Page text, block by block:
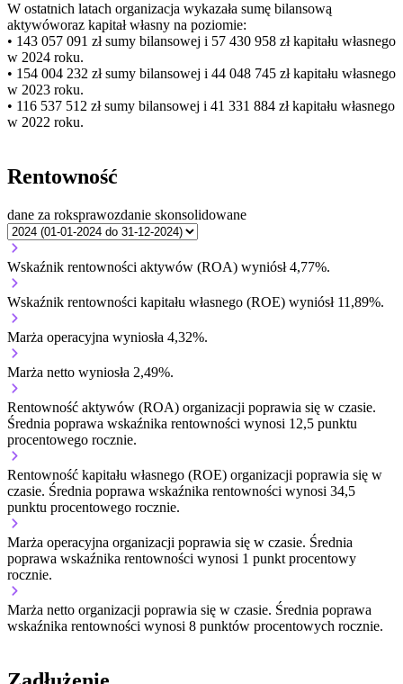
W ostatnich latach organizacja wykazała sumę bilansową
aktywóworaz kapitał własny na poziomie:
• 143 057 091 złsumy bilansowej i 57 430 958 zł kapitału własnego
w 2024 roku.
• 154 004 232 złsumy bilansowej i 44 048 745 zł kapitału własnego
w 2023 roku.
• 116 537 512 złsumy bilansowej i 41 331 884 zł kapitału własnego
w 2022 roku.
Rentowność
dane za roksprawozdanie skonsolidowane
Wskaźnik rentowności aktywów (ROA) wyniósł 4,77%.
Wskaźnik rentowności kapitału własnego (ROE) wyniósł 11,89%.
Marża operacyjna wyniosła 4,32%.
Marża netto wyniosła 2,49%.
Rentowność aktywów (ROA) organizacji poprawia się w czasie.
Średnia poprawa wskaźnika rentowności wynosi 12,5 punktu
procentowego rocznie.
Rentowność kapitału własnego (ROE) organizacji poprawia się w
czasie. Średnia poprawa wskaźnika rentowności wynosi 34,5
punktu procentowego rocznie.
Marża operacyjna organizacji poprawia się w czasie. Średnia
poprawa wskaźnika rentowności wynosi 1 punkt procentowy
rocznie.
Marża netto organizacji poprawia się w czasie. Średnia poprawa
wskaźnika rentowności wynosi 8 punktów procentowych rocznie.